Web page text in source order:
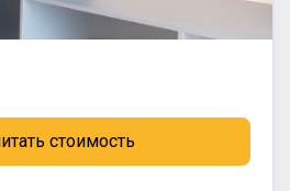
стоимость